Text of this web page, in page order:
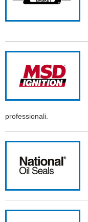
professionali.